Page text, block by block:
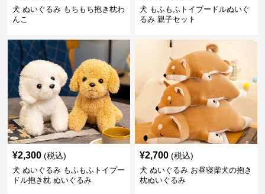
犬 ぬいぐるみ もちもち抱き枕わ
んこ
犬 もふもふトイプードルぬいぐ
るみ 親子セット
¥2,300 (税込)
犬 ぬいぐるみ もふもふトイプー
ドル抱き枕 ぬいぐるみ
¥2,700 (税込)
犬 ぬいぐるみ お昼寝柴犬の抱き
枕ぬいぐるみ